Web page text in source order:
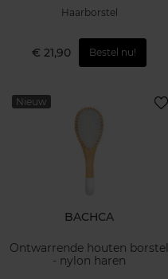
Haarborstel
€ 21,90 Bestel nu!
Nieuw
BACHCA
Ontwarrende houten borstel
- nylon haren